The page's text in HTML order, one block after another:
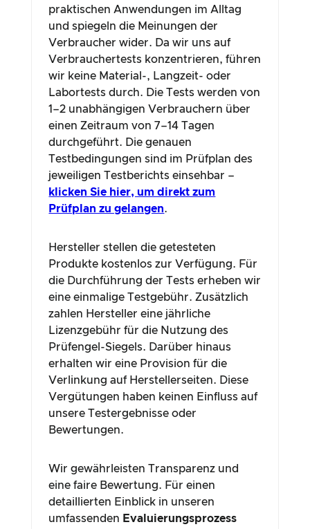
praktischen Anwendungen im Alltag
und spiegeln die Meinungen der
Verbraucher wider. Da wir uns auf
Verbrauchertests konzentrieren, führen
wir keine Material-, Langzeit- oder
Labortests durch. Die Tests werden von
1–2 unabhängigen Verbrauchern über
einen Zeitraum von 7–14 Tagen
durchgeführt. Die genauen
Testbedingungen sind im Prüfplan des
jeweiligen Testberichts einsehbar –
klicken Sie hier, um direkt zum
Prüfplan zu gelangen.
Hersteller stellen die getesteten
Produkte kostenlos zur Verfügung. Für
die Durchführung der Tests erheben wir
eine einmalige Testgebühr. Zusätzlich
zahlen Hersteller eine jährliche
Lizenzgebühr für die Nutzung des
Prüfengel-Siegels. Darüber hinaus
erhalten wir eine Provision für die
Verlinkung auf Herstellerseiten. Diese
Vergütungen haben keinen Einfluss auf
unsere Testergebnisse oder
Bewertungen.
Wir gewährleisten Transparenz und
eine faire Bewertung. Für einen
detaillierten Einblick in unseren
umfassenden Evaluierungsprozess